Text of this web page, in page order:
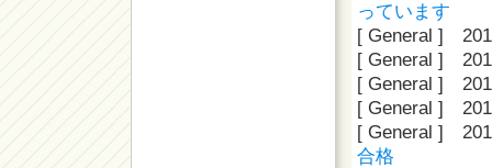
っています
[ General ]
[ General ]
[ General ]
[ General ]
[ General ]
合格